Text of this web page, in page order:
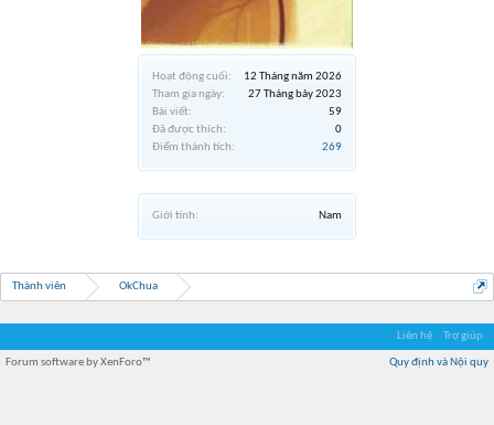
Hoạt động cuối:
12 Tháng năm 2026
Tham gia ngày:
27 Tháng bảy 2023
Bài viết:
59
Đã được thích:
0
Điểm thành tích:
269
Giới tính: Nam
Thành viên OkChua
Liên hệ Trợ giúp
Quy định và Nội quy
Forum software by XenForo™